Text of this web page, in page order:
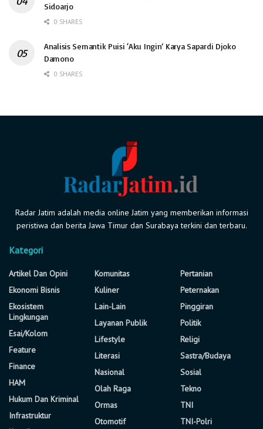
Sidoarjo
0 SHARES
Analisis Semantik Puisi ‘Aku Ingin’ Karya Sapardi Djoko
Damono
0 SHARES
Radar Jatim adalah media online Jatim yang memberikan informasi
peristiwa dan berita Jawa Timur dan Surabaya terkini dan terbaru.
Kategori
Artikel Dan Opini
Ekonomi Bisnis
Ekosistem
Lingkungan
Esai/Kolom
Feature
Finance
HAM
Hukum Dan Kriminal
Infrastruktur
Komunitas
Kuliner
Lain-Lain
Layanan Publik
Lifestyle
Literasi
Nasional
Olah Raga
Ormas
Otomotif
Pertanian
Peternakan
Pinggiran
Politik
Religi
Sastra/Budaya
Sosial
Tekno
TNI
TNI-Polri